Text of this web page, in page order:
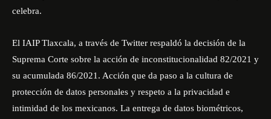
celebra.
El IAIP Tlaxcala, a través de Twitter respaldó la decisión de la
Suprema Corte sobre la acción de inconstitucionalidad 82/2021 y
su acumulada 86/2021. Acción que da paso a la cultura de
protección de datos personales y respeto a la privacidad e
intimidad de los mexicanos. La entrega de datos biométricos,